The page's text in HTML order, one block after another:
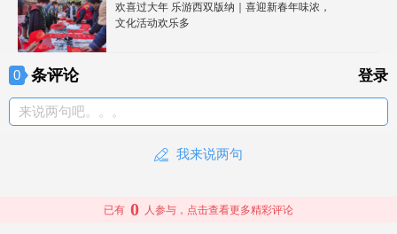
欢喜过大年 乐游西双版纳｜喜迎新春年味浓，
文化活动欢乐多
0 条评论 登录
来说两句吧。。。
我来说两句
已有 0 人参与，点击查看更多精彩评论